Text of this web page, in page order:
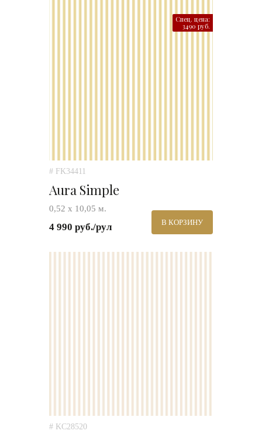
Спец. цена:
3490 руб.
# FK34411
Aura Simple
0,52 х 10,05 м.
4 990 руб./рул В КОРЗИНУ
# KC28520